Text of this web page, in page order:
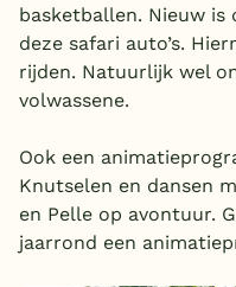
basketballen. Nieuw is
deze safari auto’s.
rijden. Natuurlijk wel
volwassene.
Ook een
Knutselen en dansen
en Pelle op avontuur.
jaarrond een